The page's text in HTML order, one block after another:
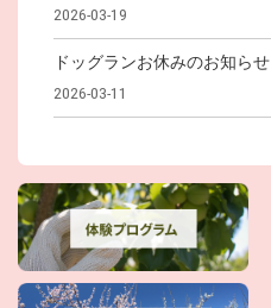
2026-03-19
ドッグランお休みのお知らせ
2026-03-11